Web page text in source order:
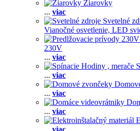
Žiarovky
... viac
Svetelné
Vianočné osvetlenie, LED
230V
... viac
... viac
... viac
... viac
... viac